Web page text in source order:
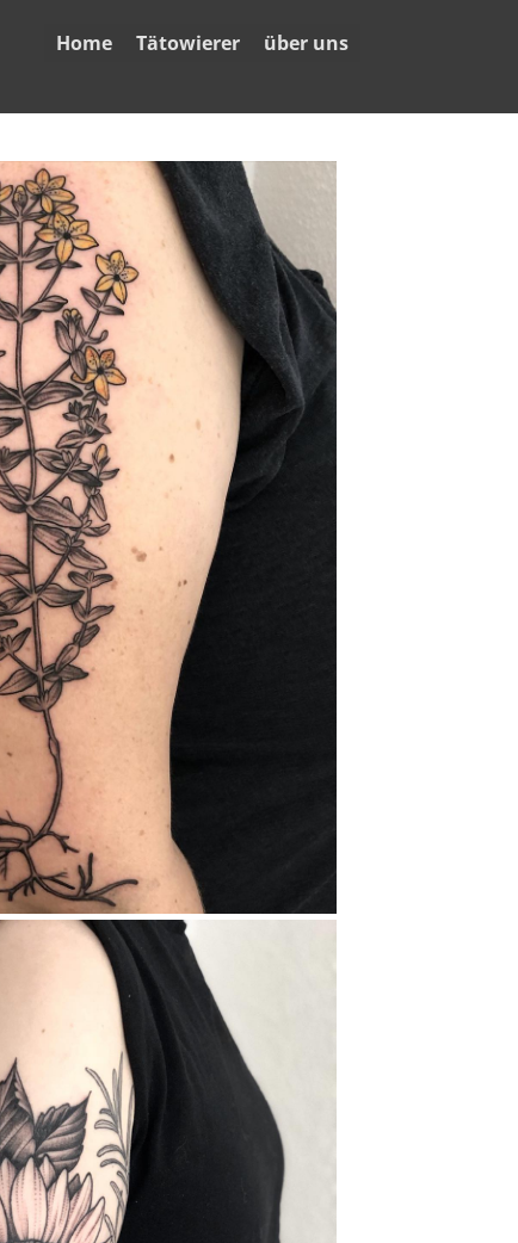
Home Tätowierer über uns